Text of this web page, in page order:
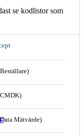
se kodlistor som
Mätvärde)